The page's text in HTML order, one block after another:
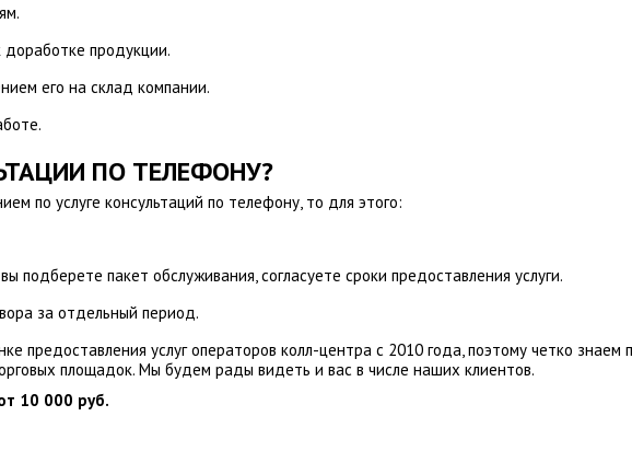
продукции.
его на склад компании.
ПО ТЕЛЕФОНУ?
по услуге консультаций по телефону, то для этого:
подберете пакет обслуживания, согласуете сроки предоставления услуги.
за отдельный период.
услуг операторов колл-центра с 2010 года, поэтому четко знаем
площадок. Мы будем рады видеть и вас в числе наших клиентов.
10 000 руб.